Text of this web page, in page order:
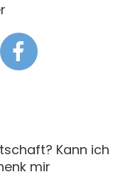
Kann ich
mir